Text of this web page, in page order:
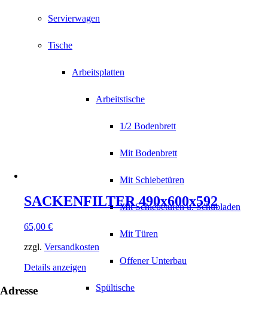
Servierwagen
Tische
Arbeitsplatten
Arbeitstische
1/2 Bodenbrett
Mit Bodenbrett
Mit Schiebetüren
Mit Schiebetüren u. Schubladen
Mit Türen
Offener Unterbau
Spültische
SACKENFILTER 490x600x592
65,00 €
zzgl. Versandkosten
Details anzeigen
Adresse